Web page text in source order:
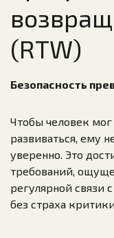
(RTW)
Безопасность
Чтобы человек
развиваться, ему
уверенно. Это
требований,
регулярной связи
без страха